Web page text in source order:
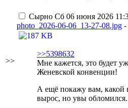
>>
Сырно Сб 06 июня 2026
photo_2026-06-06_13-27-08.jpg -
>>5398632
Мне кажется, это будет
Женевской конвенции!
А ещё покажу вам, какой
вырос, но увы обломился.